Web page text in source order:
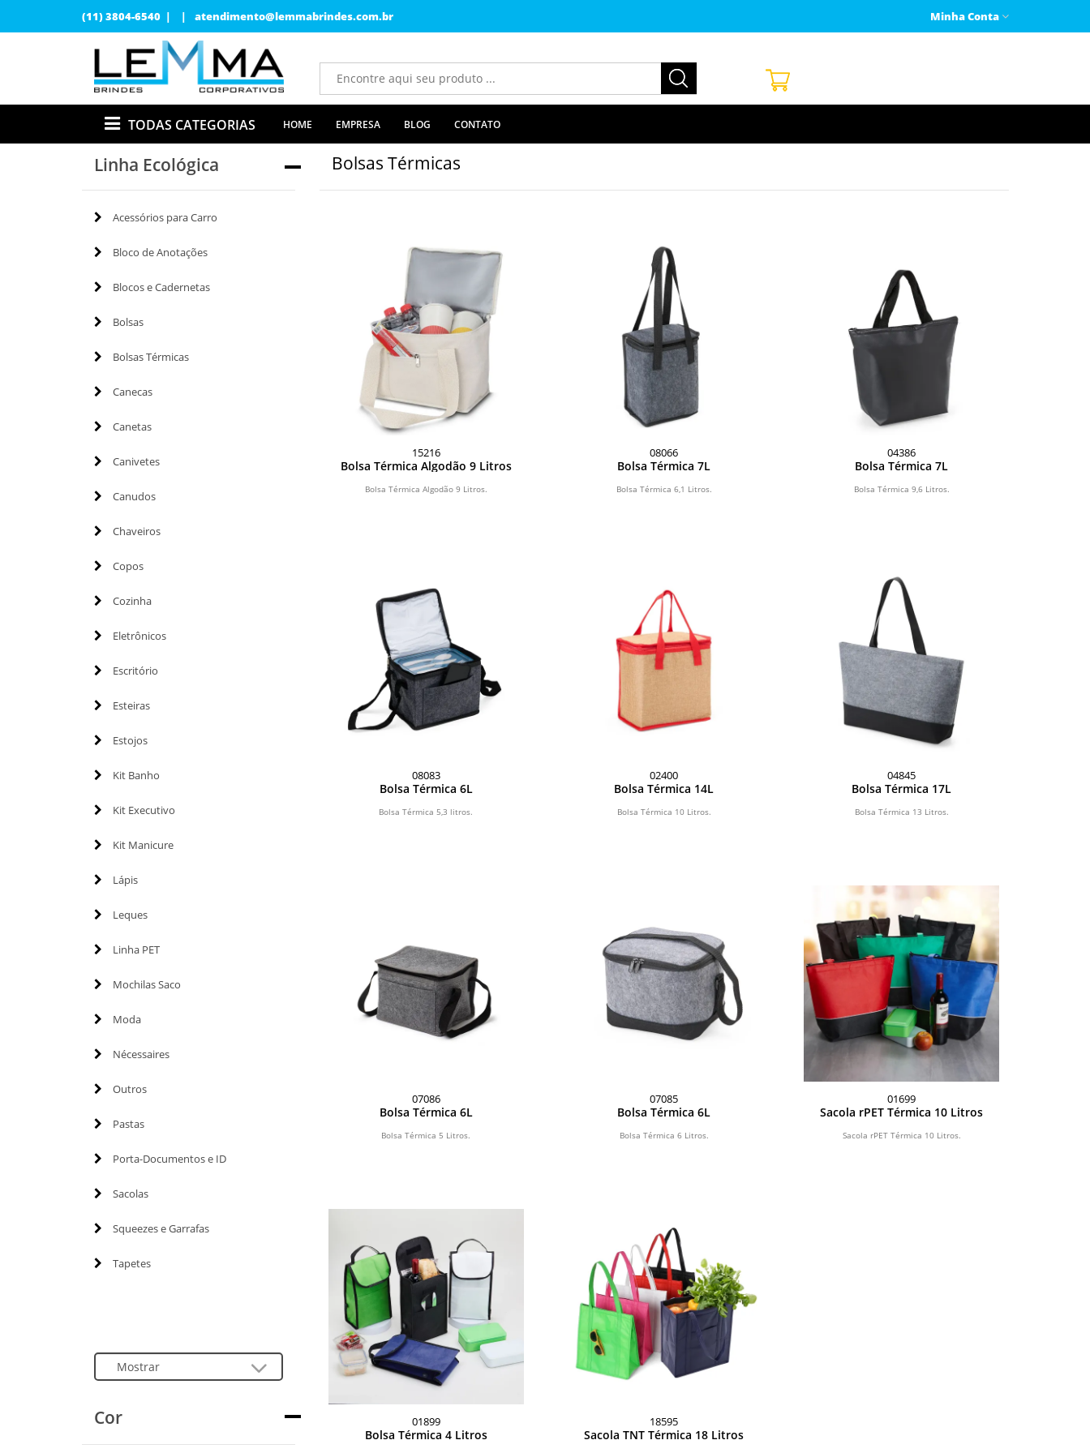
(11) 3804-6540 | | atendimento@lemmabrindes.com.br Minha Conta
TODAS CATEGORIAS HOME EMPRESA BLOG CONTATO
Linha Ecológica
Acessórios para Carro
Bloco de Anotações
Blocos e Cadernetas
Bolsas
Bolsas Térmicas
Canecas
Canetas
Canivetes
Canudos
Chaveiros
Copos
Cozinha
Eletrônicos
Escritório
Esteiras
Estojos
Kit Banho
Kit Executivo
Kit Manicure
Lápis
Leques
Linha PET
Mochilas Saco
Moda
Nécessaires
Outros
Pastas
Porta-Documentos e ID
Sacolas
Squeezes e Garrafas
Tapetes
Cor
Bolsas Térmicas
15216
Bolsa Térmica Algodão 9 Litros
Bolsa Térmica Algodão 9 Litros.
08066
Bolsa Térmica 7L
Bolsa Térmica 6,1 Litros.
04386
Bolsa Térmica 7L
Bolsa Térmica 9,6 Litros.
08083
Bolsa Térmica 6L
Bolsa Térmica 5,3 litros.
02400
Bolsa Térmica 14L
Bolsa Térmica 10 Litros.
04845
Bolsa Térmica 17L
Bolsa Térmica 13 Litros.
07086
Bolsa Térmica 6L
Bolsa Térmica 5 Litros.
07085
Bolsa Térmica 6L
Bolsa Térmica 6 Litros.
01699
Sacola rPET Térmica 10 Litros
Sacola rPET Térmica 10 Litros.
01899
Bolsa Térmica 4 Litros
18595
Sacola TNT Térmica 18 Litros